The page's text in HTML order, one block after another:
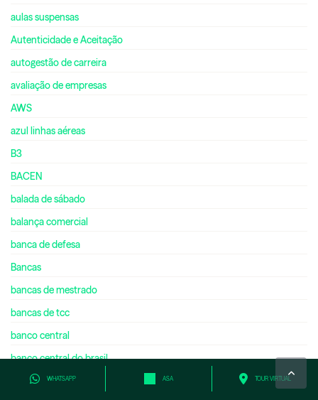
WHATSAPP ASA TOUR VIRTUAL
aulas suspensas
Autenticidade e Aceitação
autogestão de carreira
avaliação de empresas
AWS
azul linhas aéreas
B3
BACEN
balada de sábado
balança comercial
banca de defesa
Bancas
bancas de mestrado
bancas de tcc
banco central
banco central do brasil
banco de brasília